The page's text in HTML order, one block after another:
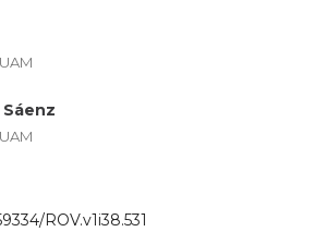
ROV.v1i38.531